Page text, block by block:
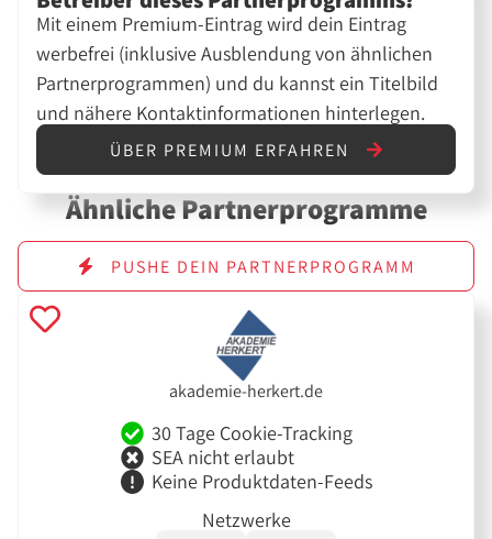
Mit einem Premium-Eintrag wird dein Eintrag
werbefrei (inklusive Ausblendung von ähnlichen
Partnerprogrammen) und du kannst ein Titelbild
und nähere Kontaktinformationen hinterlegen.
ÜBER PREMIUM ERFAHREN
Ähnliche Partnerprogramme
PUSHE DEIN PARTNERPROGRAMM
akademie-herkert.de
30 Tage Cookie-Tracking
SEA nicht erlaubt
Keine Produktdaten-Feeds
Netzwerke